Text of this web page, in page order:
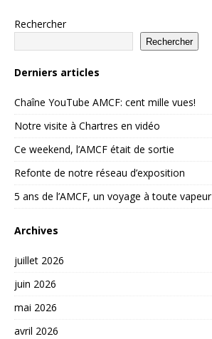
Rechercher
Rechercher
Derniers articles
Chaîne YouTube AMCF: cent mille vues!
Notre visite à Chartres en vidéo
Ce weekend, l’AMCF était de sortie
Refonte de notre réseau d’exposition
5 ans de l’AMCF, un voyage à toute vapeur
Archives
juillet 2026
juin 2026
mai 2026
avril 2026